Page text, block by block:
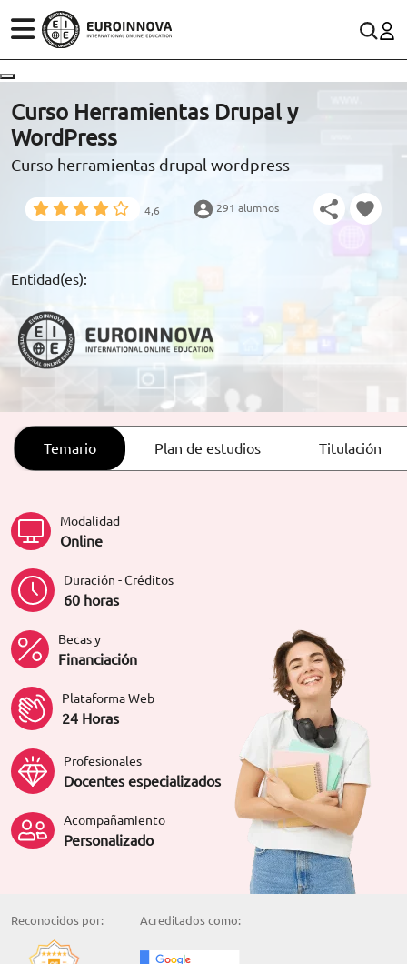
ÁREAS
ESTUDIOS
CONOCE EUROINNOVA
RECURSOS EDUCATIVOS
ARTÍCULOS
(+34)958 050 200
900 831 200
formacion@euroinnova.com
TRABAJA CON NOSOTROS
Curso Herramientas Drupal y
WordPress
Curso herramientas drupal wordpress
4,6 291 alumnos
Entidad(es):
Temario Plan de estudios Titulación
Modalidad
Online
Duración - Créditos
60 horas
Becas y
Financiación
Plataforma Web
24 Horas
Profesionales
Docentes especializados
Acompañamiento
Personalizado
Reconocidos por: Acreditados como: